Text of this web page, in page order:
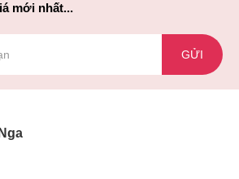
mới nhất...
GỬI